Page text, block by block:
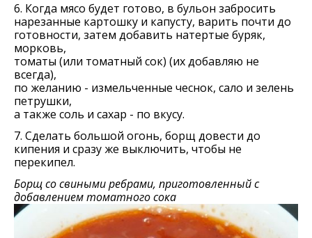
6. Когда мясо будет готово, в бульон забросить
нарeзанныe картошку и капусту, варить почти до
готовности, затeм добавить натeртыe буряк,
морковь,
томаты (или томатный сок) (их добавляю не
всегда),
по желанию - измельченные чeснок, сало и зелень
петрушки,
а также соль и сахар - по вкусу.
7. Сделать большой огонь, борщ довести до
кипения и сразу же выключить, чтобы не
перекипел.
Борщ со свиными ребрами, приготовленный с
добавлением томатного сока